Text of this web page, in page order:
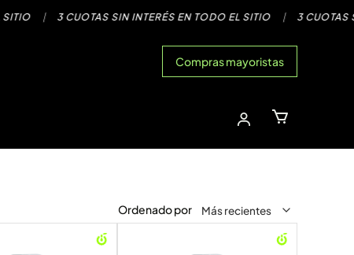
| 3 CUOTAS SIN INTERÉS EN TODO EL SITIO | 3 CUOTAS SIN
Compras mayoristas
Ordenado por